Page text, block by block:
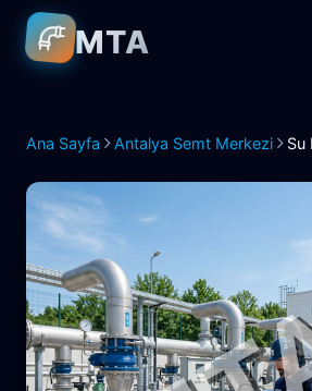
MTA
Ana Sayfa Antalya Semt Merkezi Su